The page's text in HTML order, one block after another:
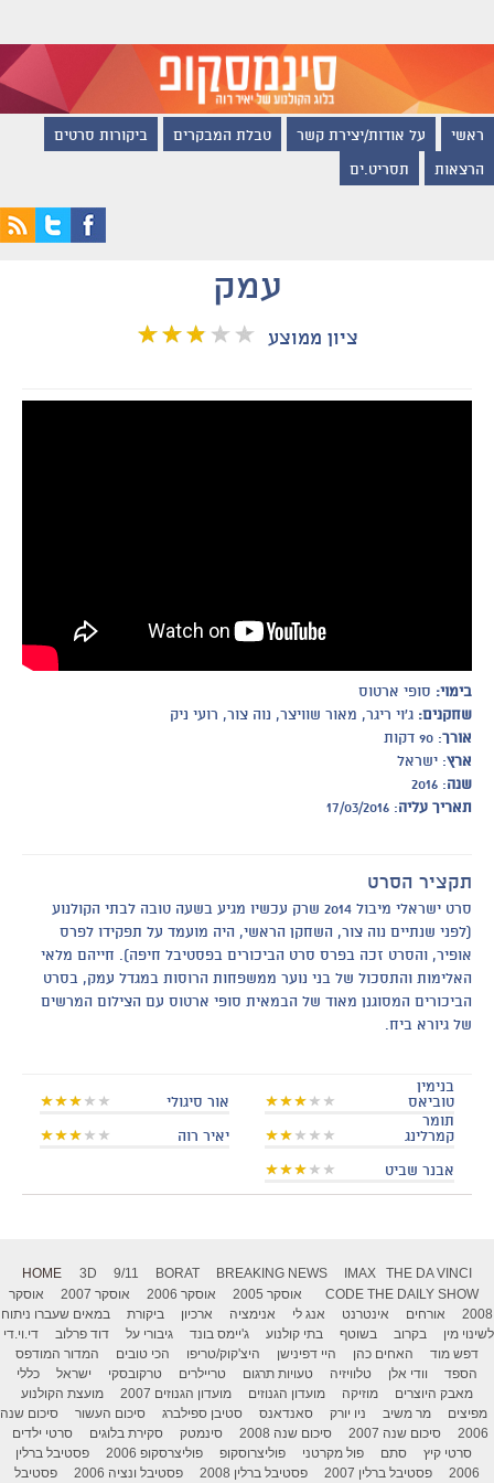
ראשי על אודות/יצירת קשר טבלת המבקרים ביקורות סרטים
הרצאות תסריט.ים
עמק
ציון ממוצע
בימוי: סופי ארטוס
שחקנים: ג'וי ריגר, מאור שוויצר, נוה צור, רועי ניק
אורך: 90 דקות
ארץ: ישראל
שנה: 2016
תאריך עליה: 17/03/2016
תקציר הסרט
סרט ישראלי מיבול 2014 שרק עכשיו מגיע בשעה טובה לבתי הקולנוע
(לפני שנתיים נוה צור, השחקן הראשי, היה מועמד על תפקידו לפרס
אופיר, והסרט זכה בפרס סרט הביכורים בפסטיבל חיפה). חייהם מלאי
האלימות והתסכול של בני נוער ממשפחות הרוסות במגדל עמק, בסרט
הביכורים המסוגנן מאוד של הבמאית סופי ארטוס עם הצילום המרשים
של גיורא ביח.
בנימין
טוביאס
אור סיגולי
תומר
קמרלינג
יאיר רוה
אבנר שביט
HOME 3D 9/11 BORAT BREAKING NEWS IMAX
THE DA VINCI
CODE THE DAILY SHOW אוסקר 2005 אוסקר 2006 אוסקר 2007
אוסקר
2008
אורחים אינטרנט אנג לי אנימציה ארכיון ביקורת
במאים שעברו ניתוח
לשינוי מין
בקרוב בשוטף בתי קולנוע ג'יימס בונד גיבורי על דוד פרלוב
די.וי.די
דפש מוד
האחים כהן היי דפינישן היצ'קוק/טריפו הכי טובים
המדור המודפס
הספד
וודי אלן טלוויזיה טעויות תרגום טריילרים טרקובסקי ישראל
כללי
מאבק היוצרים
מוזיקה מועדון הגנוזים מועדון הגנוזים 2007
מועצת הקולנוע
מפיצים
מר משיב ניו יורק סאנדאנס סטיבן ספילברג סיכום העשור
סיכום שנה
2006
סיכום שנה 2007 סיכום שנה 2008 סינמטק סקירת בלוגים
סרטי ילדים
סרטי קיץ
סתם פול מקרטני פוליצרוסקופ פוליצרסקופ 2006
פסטיבל ברלין
2006
פסטיבל ברלין 2007 פסטיבל ברלין 2008 פסטיבל ונציה 2006 פסטיבל